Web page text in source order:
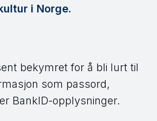
i Norge.
bekymret for å bli lurt til
som passord,
BankID-opplysninger.